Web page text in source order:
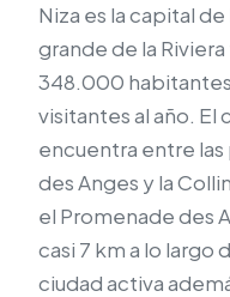
Niza es la capital de
grande de la
348.000
visitantes al año. El
encuentra entre las
des Anges y la
el Promenade des
casi 7 km a lo largo
ciudad activa